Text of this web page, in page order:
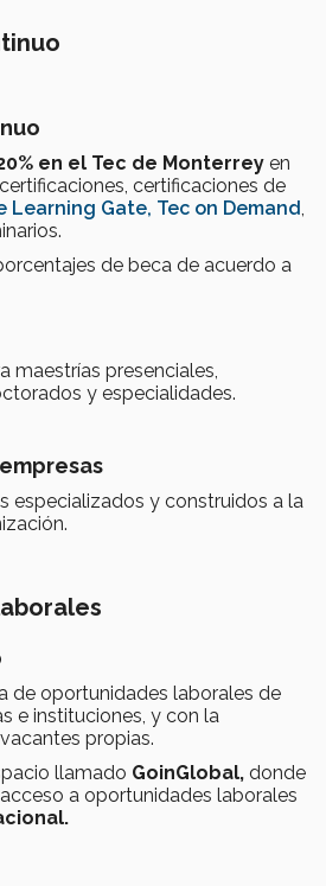
en el Tec de Monterrey en
certificaciones de
Learning Gate, Tec on Demand,
de beca de acuerdo a
maestrías presenciales,
y especialidades.
especializados y construidos a la
de oportunidades laborales de
e instituciones, y con la
propias.
llamado GoinGlobal, donde
a oportunidades laborales